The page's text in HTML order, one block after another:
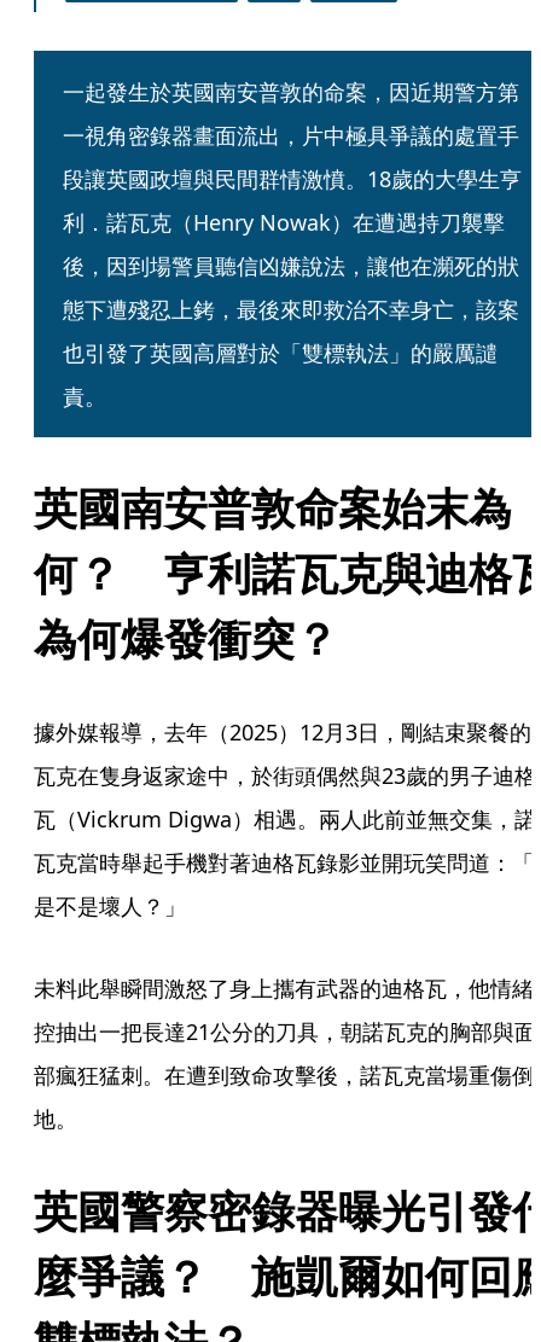
一起發生於英國南安普敦的命案，因近期警方第
一視角密錄器畫面流出，片中極具爭議的處置手
段讓英國政壇與民間群情激憤。18歲的大學生亨
利．諾瓦克（Henry Nowak）在遭遇持刀襲擊
後，因到場警員聽信凶嫌說法，讓他在瀕死的狀
態下遭殘忍上銬，最後來即救治不幸身亡，該案
也引發了英國高層對於「雙標執法」的嚴厲譴
責。
英國南安普敦命案始末為
何？　亨利諾瓦克與迪格
為何爆發衝突？
據外媒報導，去年（2025）12月3日，剛結束聚餐的
瓦克在隻身返家途中，於街頭偶然與23歲的男子迪格
瓦（Vickrum Digwa）相遇。兩人此前並無交集，諾
瓦克當時舉起手機對著迪格瓦錄影並開玩笑問道：「
是不是壞人？」
未料此舉瞬間激怒了身上攜有武器的迪格瓦，他情緒
控抽出一把長達21公分的刀具，朝諾瓦克的胸部與面
部瘋狂猛刺。在遭到致命攻擊後，諾瓦克當場重傷倒
地。
英國警察密錄器曝光引發
麼爭議？　施凱爾如何回